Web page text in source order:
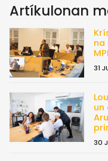
Artíkulonan
na
31
un
30